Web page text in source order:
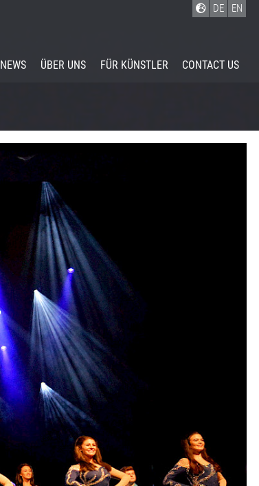
DE EN
NEWS ÜBER UNS FÜR KÜNSTLER CONTACT US